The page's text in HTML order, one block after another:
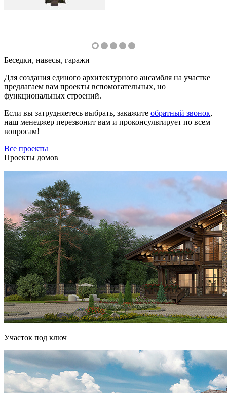
Беседки, навесы, гаражи
Для создания единого архитектурного ансамбля на участке
предлагаем вам проекты вспомогательных, но
функциональных строений.
Если вы затрудняетесь выбрать, закажите обратный звонок,
наш менеджер перезвонит вам и проконсультирует по всем
вопросам!
Все проекты
Проекты домов
Участок под ключ